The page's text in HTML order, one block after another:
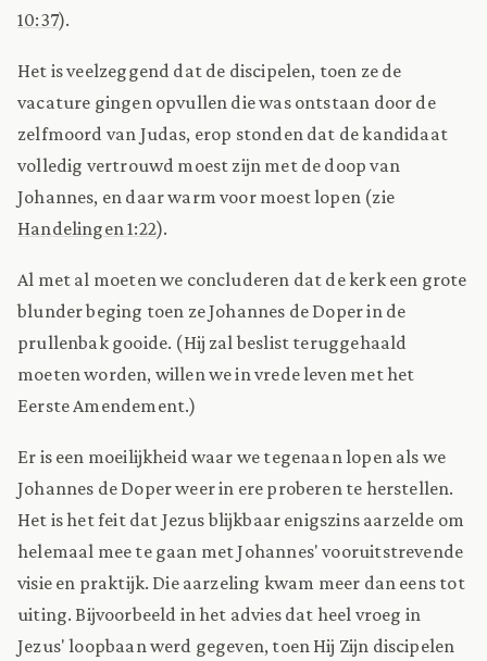
10:37).
Het is veelzeggend dat de discipelen, toen ze de
vacature gingen opvullen die was ontstaan door de
zelfmoord van Judas, erop stonden dat de kandidaat
volledig vertrouwd moest zijn met de doop van
Johannes, en daar warm voor moest lopen (zie
Handelingen 1:22).
Al met al moeten we concluderen dat de kerk een grote
blunder beging toen ze Johannes de Doper in de
prullenbak gooide. (Hij zal beslist teruggehaald
moeten worden, willen we in vrede leven met het
Eerste Amendement.)
Er is een moeilijkheid waar we tegenaan lopen als we
Johannes de Doper weer in ere proberen te herstellen.
Het is het feit dat Jezus blijkbaar enigszins aarzelde om
helemaal mee te gaan met Johannes' vooruitstrevende
visie en praktijk. Die aarzeling kwam meer dan eens tot
uiting. Bijvoorbeeld in het advies dat heel vroeg in
Jezus' loopbaan werd gegeven, toen Hij Zijn discipelen